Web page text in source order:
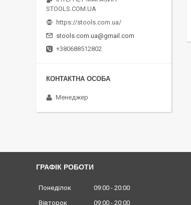
STOOLS.COM.UA
https://stools.com.ua/
stools.com.ua@gmail.com
+380688512802
Менеджер
ГРАФІК РОБОТИ
Понеділок 09:00
20:00
Вівторок
09:00 20:00